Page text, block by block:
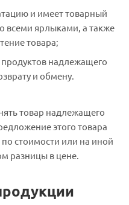
и имеет товарный
всеми ярлыками, а также
товара;
продуктов надлежащего
и обмену.
товар надлежащего
этого товара
стоимости или на иной
разницы в цене.